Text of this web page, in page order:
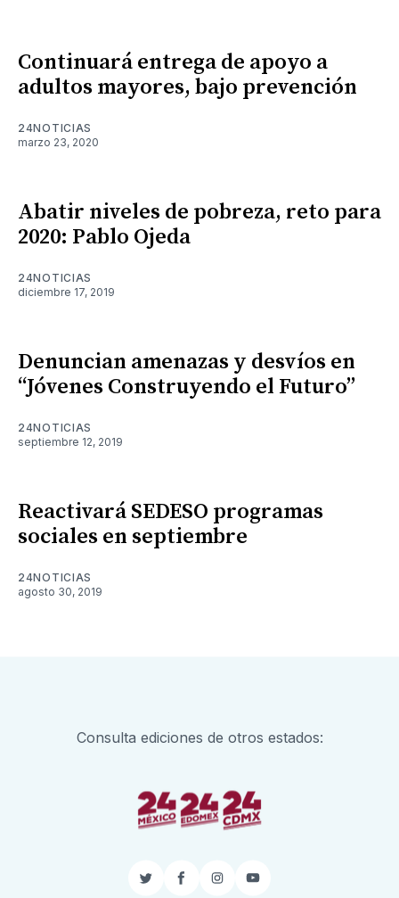
Continuará entrega de apoyo a
adultos mayores, bajo prevención
24NOTICIAS
marzo 23, 2020
Abatir niveles de pobreza, reto para
2020: Pablo Ojeda
24NOTICIAS
diciembre 17, 2019
Denuncian amenazas y desvíos en
“Jóvenes Construyendo el Futuro”
24NOTICIAS
septiembre 12, 2019
Reactivará SEDESO programas
sociales en septiembre
24NOTICIAS
agosto 30, 2019
Consulta ediciones de otros estados:
TwitterFacebook
InstagramYouTube